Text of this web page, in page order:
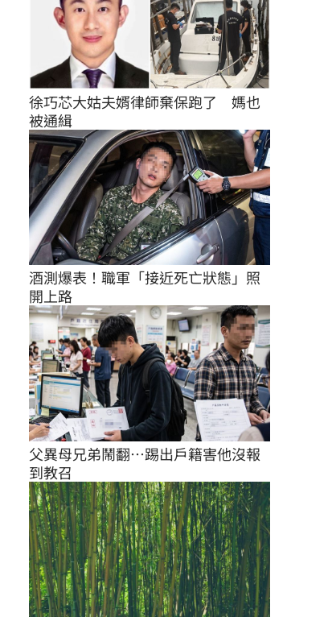
徐巧芯大姑夫婿律師棄保跑了　媽也
被通緝
酒測爆表！職軍「接近死亡狀態」照
開上路
父異母兄弟鬧翻…踢出戶籍害他沒報
到教召